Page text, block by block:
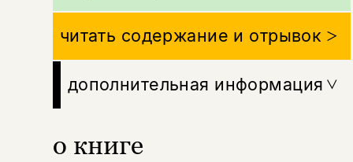
о книге
читать содержание и отрывок
дополнительная информация